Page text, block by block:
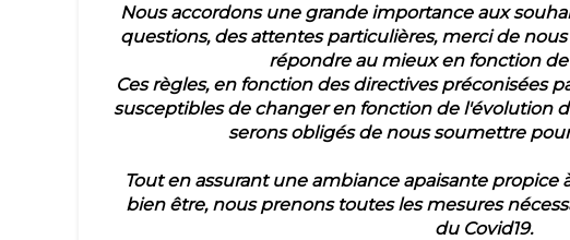
Nous accordons une grande importance aux
questions, des attentes particulières, merci de
répondre au mieux en fonction de
Ces règles, en fonction des directives préconisées
susceptibles de changer en fonction de l'évolution
serons obligés de nous soumettre
Tout en assurant une ambiance apaisante propice
bien être, nous prenons toutes les mesures
du Covid19.